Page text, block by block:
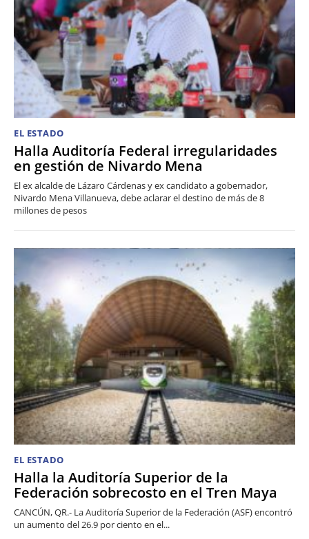
EL ESTADO
Halla Auditoría Federal irregularidades
en gestión de Nivardo Mena
El ex alcalde de Lázaro Cárdenas y ex candidato a gobernador,
Nivardo Mena Villanueva, debe aclarar el destino de más de 8
millones de pesos
EL ESTADO
Halla la Auditoría Superior de la
Federación sobrecosto en el Tren Maya
CANCÚN, QR.- La Auditoría Superior de la Federación (ASF) encontró
un aumento del 26.9 por ciento en el...